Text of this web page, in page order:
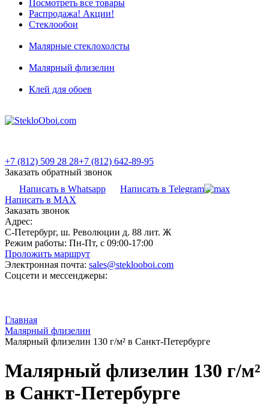
Посмотреть все товары
Распродажа! Акции!
Стеклообои
Малярные стеклохолсты
Малярный флизелин
Клей для обоев
+7 (812) 509 28 28+7 (812) 642-89-95
Заказать обратный звонок
Написать в Whatsapp
Написать в Telegram
Написать в MAX
Заказать звонок
Адрес:
С-Петербург, ш. Революции д. 88 лит. Ж
Режим работы: Пн-Пт, с 09:00-17:00
Проложить маршрут
Электронная почта: sales@steklooboi.com
Соцсети и мессенджеры:
Главная
Малярный флизелин
Малярный флизелин 130 г/м² в Санкт-Петербурге
Малярный флизелин 130 г/м²
в Санкт-Петербурге